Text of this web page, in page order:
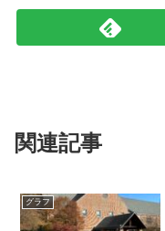
関連記事
グラフ